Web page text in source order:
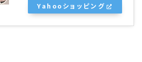
Yahooショッピング